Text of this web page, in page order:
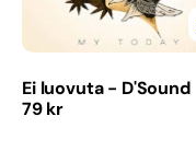
Ei luovuta - D'Sound
Normaalihinta
79 kr